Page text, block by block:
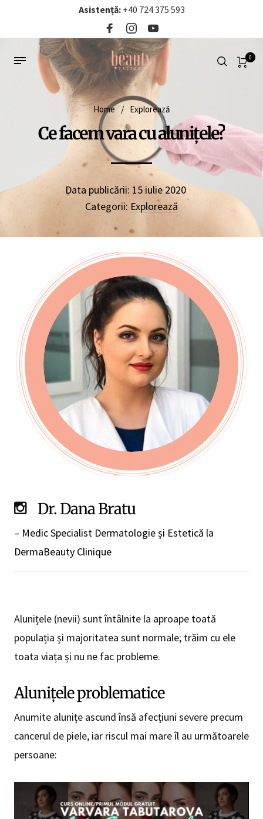
Asistență: +40 724 375 593‬
0
Home / Explorează
Ce facem vara cu alunițele?
Data publicării: 15 iulie 2020
Categorii: Explorează
Dr. Dana Bratu
– Medic Specialist Dermatologie și Estetică la
DermaBeauty Clinique
Alunițele (nevii) sunt întâlnite la aproape toată
populația și majoritatea sunt normale; trăim cu ele
toata viața și nu ne fac probleme.
Alunițele problematice
Anumite alunițe ascund însă afecțiuni severe precum
cancerul de piele, iar riscul mai mare îl au următoarele
persoane: